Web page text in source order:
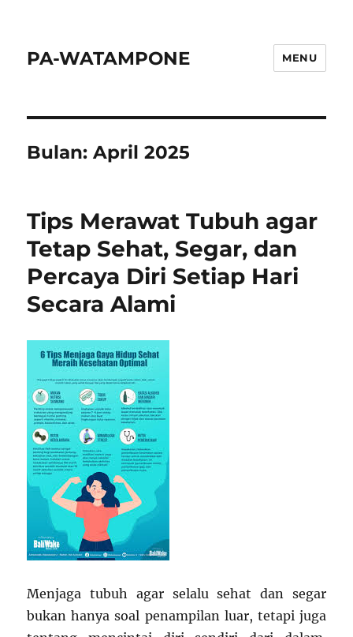
PA-WATAMPONE MENU
Bulan:April 2025
Tips Merawat Tubuh agar
Tetap Sehat, Segar, dan
Percaya Diri Setiap Hari
Secara Alami
Menjaga tubuh agar selalu sehat dan segar
bukan hanya soal penampilan luar, tetapi juga